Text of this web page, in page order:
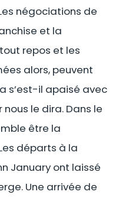
négociations de
et la
repos et les
alors, peuvent
s’est-il apaisé avec
nous le dira. Dans le
être la
départs à la
January ont laissé
Une arrivée de